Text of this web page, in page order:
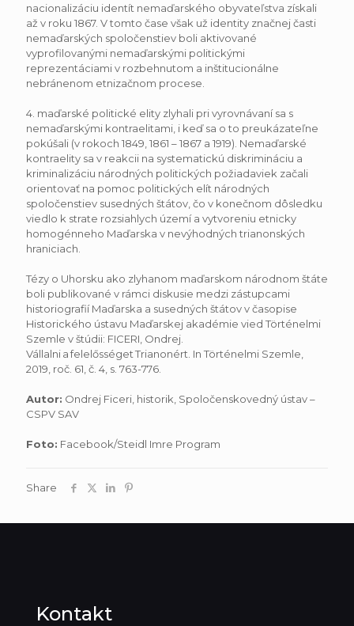
nacionalizáciu identít nemaďarského obyvateľstva získali
až v roku 1867. V tomto čase však už identity značnej časti
nemaďarských spoločenstiev boli aktivované
vyprofilovanými nemaďarskými politickými
reprezentáciami v rozbehnutom a inštitucionálne
nebránenom etnizačnom procese.
4. maďarské politické elity zlyhali pri vyrovnávaní sa s
nemaďarskými kontraelitami, i keď sa o to preukázateľne
pokúšali (v rokoch 1849, 1861 – 1867 a 1919). Nemaďarské
kontraelity sa v reakcii na systematickú diskrimináciu a
kriminalizáciu národných politických požiadaviek začali
orientovať na pomoc politických elít národných
spoločenstiev susedných štátov, čo v konečnom dôsledku
viedlo k strate rozsiahlych území a vytvoreniu etnicky
homogénneho Maďarska v nevýhodných trianonských
hraniciach.
Tézy o Uhorsku ako zlyhanom maďarskom národnom štáte
boli publikované v rámci diskusie medzi zástupcami
historiografií Maďarska a susedných štátov v časopise
Historického ústavu Maďarskej akadémie vied Történelmi
Szemle v štúdii: FICERI, Ondrej.
Vállalni a felelősséget Trianonért. In Történelmi Szemle,
2019, roč. 61, č. 4, s. 763-776.
Autor: Ondrej Ficeri, historik, Spoločenskovedný ústav –
CSPV SAV
Foto: Facebook/Steidl Imre Program
Share
Kontakt